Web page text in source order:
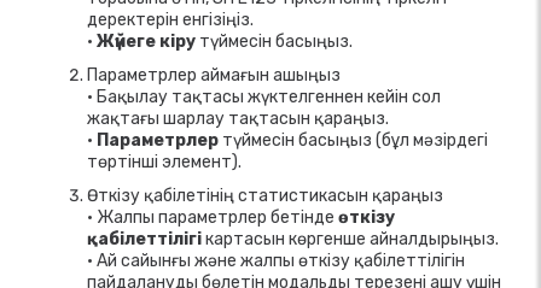
деректерін енгізіңіз.
• Жүйеге кіру түймесін басыңыз.
Параметрлер аймағын ашыңыз
• Бақылау тақтасы жүктелгеннен кейін сол
жақтағы шарлау тақтасын қараңыз.
• Параметрлер түймесін басыңыз (бұл мәзірдегі
төртінші элемент).
Өткізу қабілетінің статистикасын қараңыз
• Жалпы параметрлер бетінде өткізу
қабілеттілігікартасын көргенше айналдырыңыз.
• Ай сайынғы және жалпы өткізу қабілеттілігін
пайдалануды бөлетін модальды терезені ашу үшін